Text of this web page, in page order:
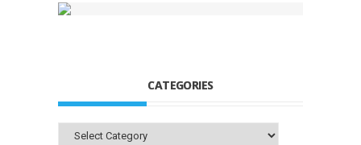
CATEGORIES
Categories